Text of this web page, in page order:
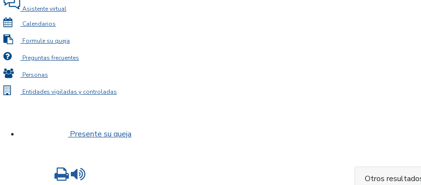
Asistente virtual
Calendarios
Formule su queja
Preguntas frecuentes
Personas
Entidades vigiladas y controladas
Presente su queja
Imprimir
Otros